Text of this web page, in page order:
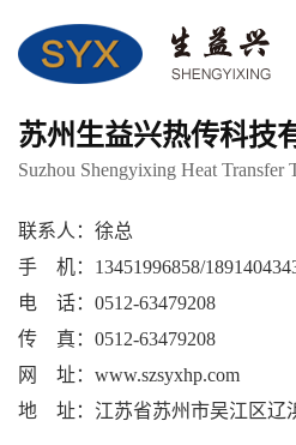
苏州生益兴热传科技
Suzhou Shengyixing Heat Transfer
联系人：徐总
手 机：13451996858/
电 话：0512-63479208
传 真：0512-63479208
网 址：www.szsyxhp.com
地 址：江苏省苏州市吴江区辽